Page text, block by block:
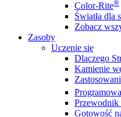
Color-Rite®
Światła dla
Zobacz
Zasoby
Uczenie się
Dlaczego
Kamienie
Przewodnik
Gotowość